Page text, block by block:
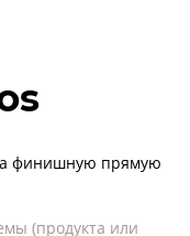
финишную прямую
(продукта или